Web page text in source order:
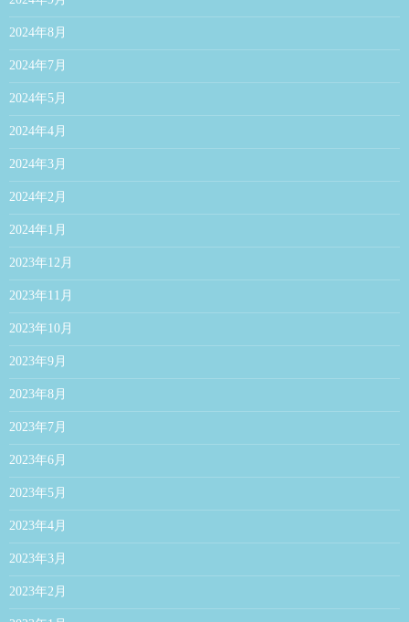
2024年8月
2024年7月
2024年5月
2024年4月
2024年3月
2024年2月
2024年1月
2023年12月
2023年11月
2023年10月
2023年9月
2023年8月
2023年7月
2023年6月
2023年5月
2023年4月
2023年3月
2023年2月